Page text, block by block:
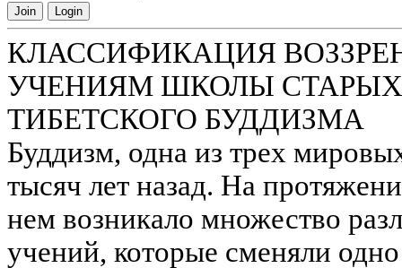
Join Login
КЛАССИФИКАЦИЯ
УЧЕНИЯМ ШКОЛЫ
ТИБЕТСКОГО БУДДИЗМА
Буддизм, одна из трех
тысяч лет назад. На
нем возникало множество
учений, которые сменяли